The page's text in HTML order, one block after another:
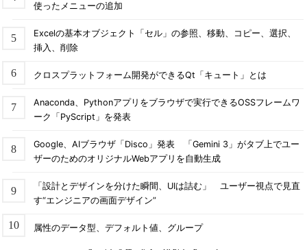
使ったメニューの追加
Excelの基本オブジェクト「セル」の参照、移動、コピー、選択、
挿入、削除
クロスプラットフォーム開発ができるQt「キュート」とは
Anaconda、Pythonアプリをブラウザで実行できるOSSフレームワ
ーク「PyScript」を発表
Google、AIブラウザ「Disco」発表 「Gemini 3」がタブ上でユー
ザーのためのオリジナルWebアプリを自動生成
「設計とデザインを分けた瞬間、UIは詰む」 ユーザー視点で見直
す“エンジニアの画面デザイン”
属性のデータ型、デフォルト値、グループ